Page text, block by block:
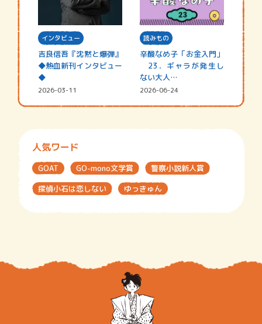
インタビュー
吉良信吾『沈黙と爆弾』
◆熱血新刊インタビュー
◆
2026-03-11
読みもの
辛酸なめ子「お金入門」
23．ギャラが発生し
ない大人…
2026-06-24
人気ワード
GOAT GO-mono文学賞
警察小説新人賞
探偵小石は恋しない
ゆっきゅん